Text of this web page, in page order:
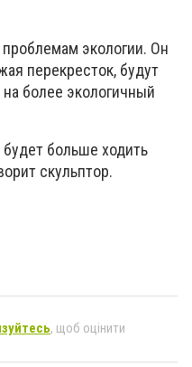
экологии. Он
перекресток, будут
более экологичный
больше ходить
скульптор.
, щоб оцінити